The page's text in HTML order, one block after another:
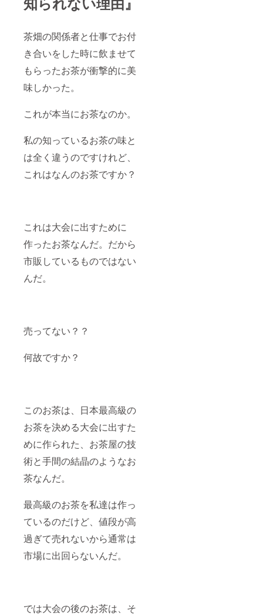
茶畑の関係者と仕事でお付
き合いをした時に飲ませて
もらったお茶が衝撃的に美
味しかった。
これが本当にお茶なのか。
私の知っているお茶の味と
は全く違うのですけれど、
これはなんのお茶ですか？
これは大会に出すために
作ったお茶なんだ。だから
市販しているものではない
んだ。
売ってない？？
何故ですか？
このお茶は、日本最高級の
お茶を決める大会に出すた
めに作られた、お茶屋の技
術と手間の結晶のようなお
茶なんだ。
最高級のお茶を私達は作っ
ているのだけど、値段が高
過ぎて売れないから通常は
市場に出回らないんだ。
では大会の後のお茶は、そ